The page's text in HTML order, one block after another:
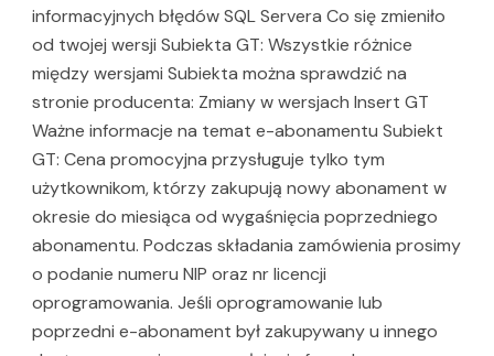
informacyjnych błędów SQL Servera Co się zmieniło
od twojej wersji Subiekta GT: Wszystkie różnice
między wersjami Subiekta można sprawdzić na
stronie producenta: Zmiany w wersjach Insert GT
Ważne informacje na temat e-abonamentu Subiekt
GT: Cena promocyjna przysługuje tylko tym
użytkownikom, którzy zakupują nowy abonament w
okresie do miesiąca od wygaśnięcia poprzedniego
abonamentu. Podczas składania zamówienia prosimy
o podanie numeru NIP oraz nr licencji
oprogramowania. Jeśli oprogramowanie lub
poprzedni e-abonament był zakupywany u innego